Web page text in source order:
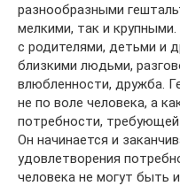
разнообразными
мелкими, так и
с родителями, детьми и
близкими людьми,
влюбленности, дружба.
не по воле человека, а
потребности, требующей
Он начинается и
удовлетворения
человека не могут быть